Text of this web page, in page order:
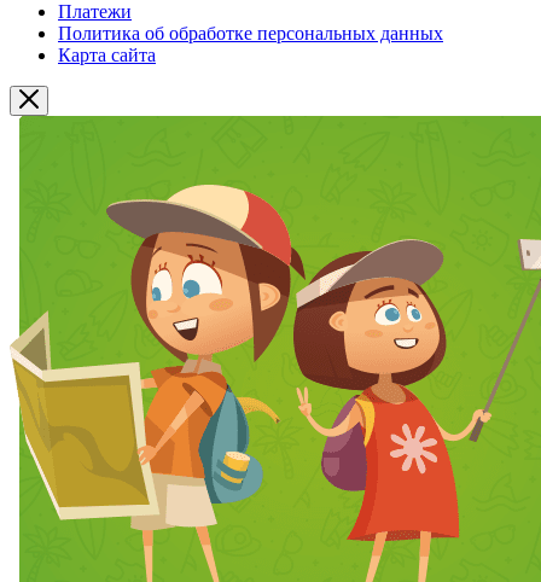
Платежи
Политика об обработке персональных данных
Карта сайта